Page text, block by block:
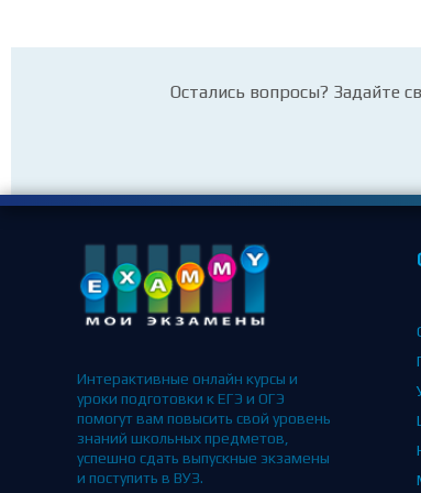
Остались вопросы? Задайте
Интерактивные онлайн курсы и
уроки подготовки к ЕГЭ и ОГЭ
помогут вам повысить свой уровень
знаний школьных предметов,
успешно сдать выпускные экзамены
и поступить в ВУЗ.